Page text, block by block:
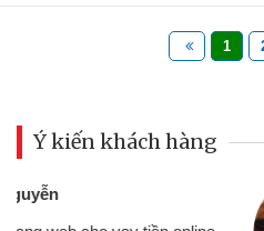
1
Ý kiến khách hàng
Đoàn Hữu
Mình